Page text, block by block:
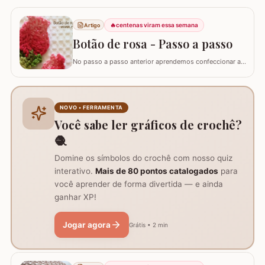
Sauberlich Crochêt. Utilizei fio Duna e flor Camélia Fio
Duna Branco 8001 (4 novelos de 340m ou 8 de 140m)
Fio Duna Vermelho 3542 (1 novelo de 340m) Fio Duna
Verde 9392 (apenas para as folhas)…
Artigo 🔥centenas viram essa semana
Botão de rosa - Passo a passo
No passo a passo anterior aprendemos confeccionar a
grupo Viciadas em crochê. Fiz o passo a passo com
algumas poucas diferenças e também para auxil
NOVO • FERRAMENTA
Você sabe ler gráficos de crochê?
🧶
Domine os símbolos do crochê com nosso quiz
interativo. Mais de 80 pontos catalogados para
você aprender de forma divertida — e ainda
ganhar XP!
Jogar agora Grátis • 2 min